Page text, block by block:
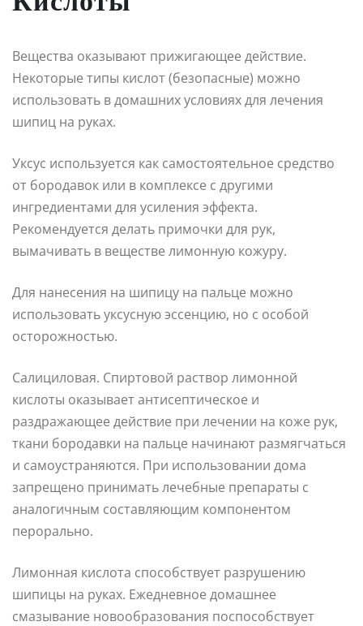
Вещества оказывают прижигающее действие.
Некоторые типы кислот (безопасные) можно
использовать в домашних условиях для лечения
шипиц на руках.
Уксус используется как самостоятельное средство
от бородавок или в комплексе с другими
ингредиентами для усиления эффекта.
Рекомендуется делать примочки для рук,
вымачивать в веществе лимонную кожуру.
Для нанесения на шипицу на пальце можно
использовать уксусную эссенцию, но с особой
осторожностью.
Салициловая. Спиртовой раствор лимонной
кислоты оказывает антисептическое и
раздражающее действие при лечении на коже рук,
ткани бородавки на пальце начинают размягчаться
и самоустраняются. При использовании дома
запрещено принимать лечебные препараты с
аналогичным составляющим компонентом
перорально.
Лимонная кислота способствует разрушению
шипицы на руках. Ежедневное домашнее
смазывание новообразования поспособствует